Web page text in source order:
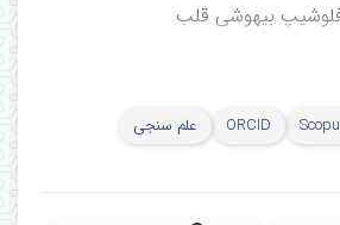
بیهوشی قلب
ORCID
علم سنجی